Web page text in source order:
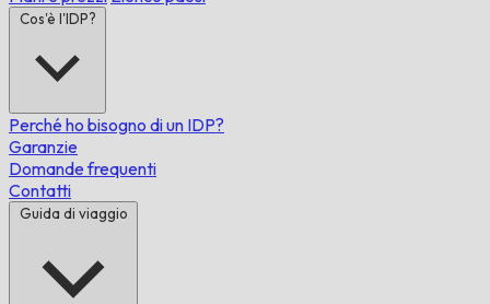
Cos'è l'IDP?
Perché ho bisogno di un IDP?
Garanzie
Domande frequenti
Contatti
Guida di viaggio